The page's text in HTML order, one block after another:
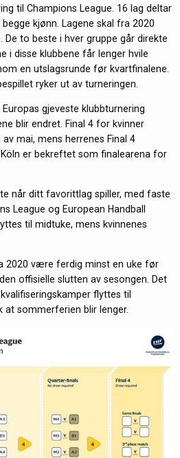
til Champions League. 16 lag deltar
kjønn. Lagene skal fra 2020
De to beste i hver gruppe går direkte
i disse klubbene får lenger hvile
en utslagsrunde før kvartfinalene.
ryker ut av turneringen.
gjeveste klubbturnering
blir endret. Final 4 for kvinner
mai, mens herrenes Final 4
er bekreftet som finalearena for
når ditt favorittlag spiller, med faste
League og European Handball
til midtuke, mens kvinnenes
2020 være ferdig minst en uke før
offisielle slutten av sesongen. Det
flyttes til
at sommerferien blir lenger.